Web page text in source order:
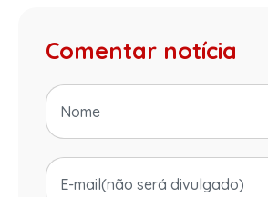
Comentar notícia